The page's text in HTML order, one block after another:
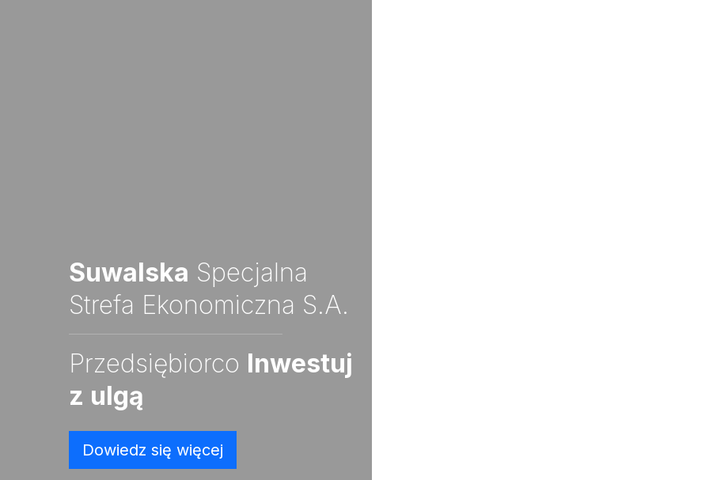
Suwalska Specjalna
Strefa Ekonomiczna S.A.
Przedsiębiorco Inwestuj
z ulgą
Dowiedz się więcej